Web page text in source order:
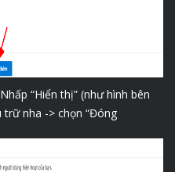
“Hiển thị” (như hình bên
nha -> chọn “Đóng